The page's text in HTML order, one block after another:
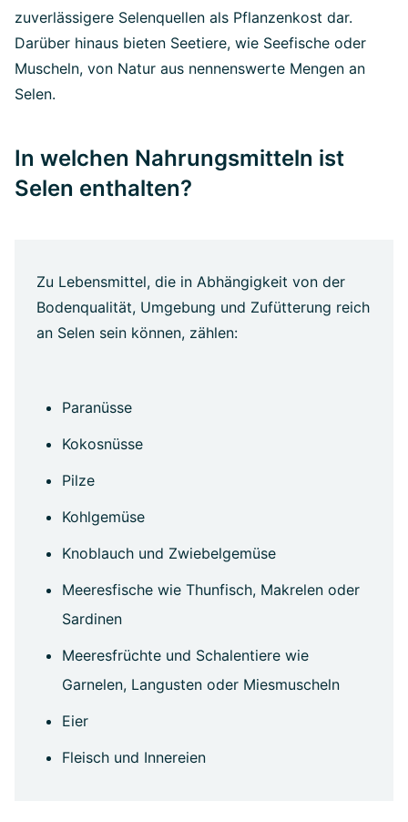
zuverlässigere Selenquellen als Pflanzenkost dar.
Darüber hinaus bieten Seetiere, wie Seefische oder
Muscheln, von Natur aus nennenswerte Mengen an
Selen.
In welchen Nahrungsmitteln ist
Selen enthalten?
Zu Lebensmittel, die in Abhängigkeit von der
Bodenqualität, Umgebung und Zufütterung reich
an Selen sein können, zählen:
Paranüsse
Kokosnüsse
Pilze
Kohlgemüse
Knoblauch und Zwiebelgemüse
Meeresfische wie Thunfisch, Makrelen oder
Sardinen
Meeresfrüchte und Schalentiere wie
Garnelen, Langusten oder Miesmuscheln
Eier
Fleisch und Innereien